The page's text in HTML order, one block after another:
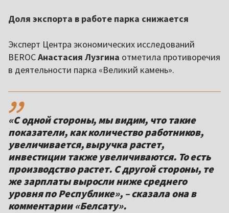
Доля экспорта в работе парка снижается
Эксперт Центра экономических исследований
BEROCАнастасия Лузгина отметила противоречия
в деятельности парка «Великий камень».
,,
«С одной стороны, мы видим, что такие
показатели, как количество работников,
увеличивается, выручка растет,
инвестиции также увеличиваются. То есть
производство растет. С другой стороны, те
же зарплаты выросли ниже среднего
уровня по Республике», – сказала она в
комментарии «Белсату».